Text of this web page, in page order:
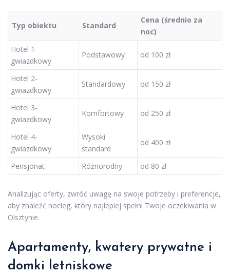
Typ obiektu Standard
Cena (średnio za
noc)
Hotel 1-
gwiazdkowy
Podstawowy od 100 zł
Hotel 2-
gwiazdkowy
Standardowy od 150 zł
Hotel 3-
gwiazdkowy
Komfortowy od 250 zł
Hotel 4-
gwiazdkowy
Wysoki
standard
od 400 zł
Pensjonat Różnorodny od 80 zł
Analizując oferty, zwróć uwagę na swoje potrzeby i preferencje,
aby znaleźć nocleg, który najlepiej spełni Twoje oczekiwania w
Olsztynie.
Apartamenty, kwatery prywatne i
domki letniskowe